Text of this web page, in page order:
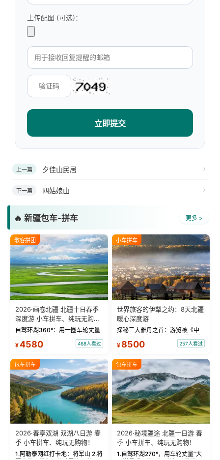
上传配图 (可选)：
立即提交
上一篇 夕佳山民居
下一篇 四姑娘山
🔥 新疆包车-拼车 更多 >
散客拼团
2026·画卷北疆 北疆十日春季
深度游 小车拼车、纯玩无购
物！
自驾环湖360°：用一圈车轮丈量
“大西洋最后一滴眼泪”的极致蔚
蓝。 赛湖旅拍：甄选多款风格服
绝美瞬间。 赛湖坦克300跟车视
频：专业摄影师...
¥4580 468人看过
小车拼车
世界旅客的伊犁之约：8天北疆
暖心深度游
探秘三大雅丹之首：游览被《中
国国家地理》评选为“中国最美的
三大雅丹”第一名的克拉玛依魔鬼
瓦人最大村落——禾木村，欣赏
晨雾与小木...
¥ 8500 257人看过
包车拼车
2026·春享双湖 双湖八日游 春
季 小车拼车、纯玩无购物！
1.阿勒泰网红打卡地：将军山 2.将
包车拼车
2026·秘境疆途 北疆十日游 春
季 小车拼车、纯玩无购物！
1.自驾环湖270°，用车轮丈量“大